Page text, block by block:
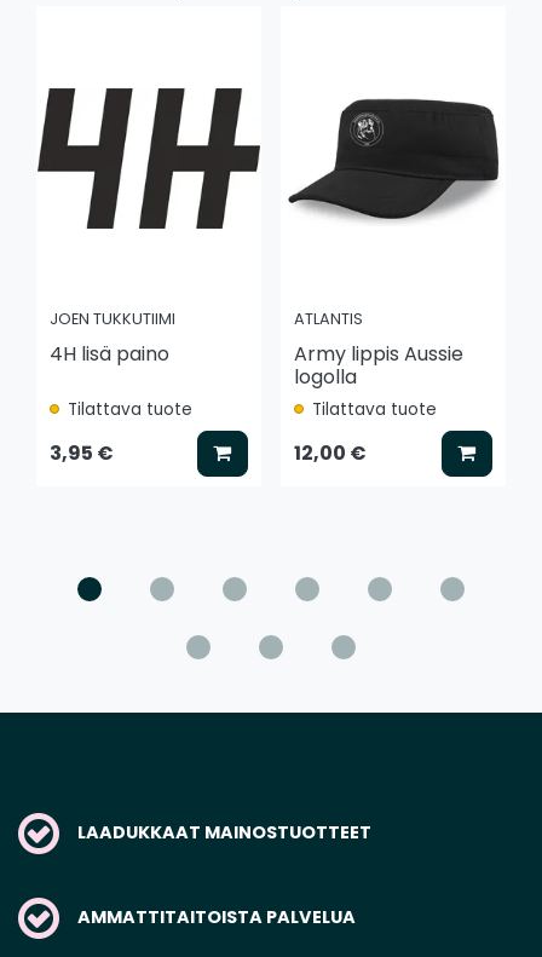
JOEN TUKKUTIIMI
4H lisä paino
Tilattava tuote
3,95 € Lisää koriin
ATLANTIS
Army lippis Aussie
logolla
Tilattava tuote
12,00 € Lisää
LAADUKKAAT MAINOSTUOTTEET
AMMATTITAITOISTA PALVELUA